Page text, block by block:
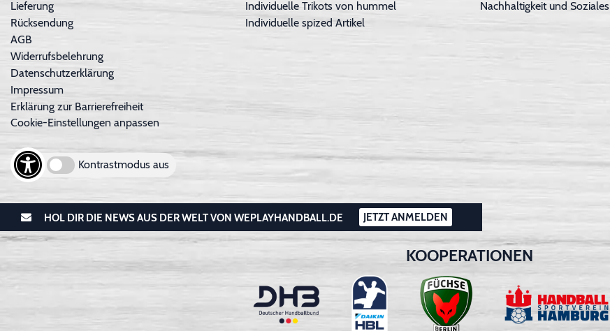
Lieferung
Rücksendung
AGB
Widerrufsbelehrung
Datenschutzerklärung
Impressum
Erklärung zur Barrierefreiheit
Cookie-Einstellungen anpassen
Kontrastmodus aus
Individuelle Trikots von hummel
Individuelle spized Artikel
Nachhaltigkeit und Soziales
HOL DIR DIE NEWS AUS DER WELT VON WEPLAYHANDBALL.DE JETZT ANMELDEN
KOOPERATIONEN